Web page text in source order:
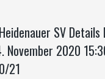
SV
November 2020
21